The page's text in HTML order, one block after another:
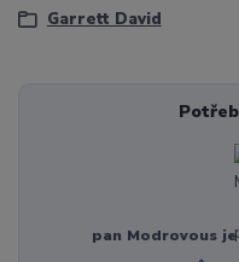
Garrett David
pan Modrovous